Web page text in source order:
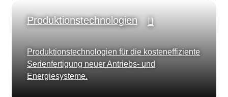
Produktionstechnologien
Produktionstechnologien für die kosteneffiziente
Serienfertigung neuer Antriebs- und
Energiesysteme.